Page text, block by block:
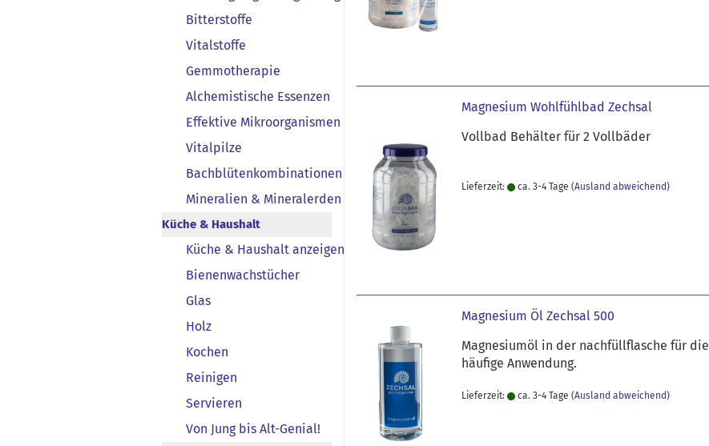
Bitterstoffe
Vitalstoffe
Gemmotherapie
Alchemistische Essenzen
Effektive Mikroorganismen
Vitalpilze
Bachblütenkombinationen
Mineralien & Mineralerden
Küche & Haushalt
Küche & Haushalt anzeigen
Bienenwachstücher
Glas
Holz
Kochen
Reinigen
Servieren
Von Jung bis Alt-Genial!
Magnesium Wohlfühlbad Zechsal
Vollbad Behälter für 2 Vollbäder
Lieferzeit: ca. 3-4 Tage (Ausland abweichend)
Magnesium Öl Zechsal 500
Magnesiumöl in der nachfüllflasche für die
häufige Anwendung.
Lieferzeit: ca. 3-4 Tage (Ausland abweichend)